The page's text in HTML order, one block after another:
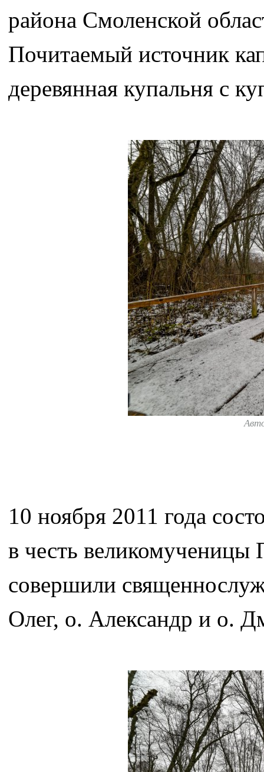
района Смоленской
Почитаемый источник
деревянная купальня с
10 ноября 2011 года
в честь
совершили
Олег, о. Александр и о.